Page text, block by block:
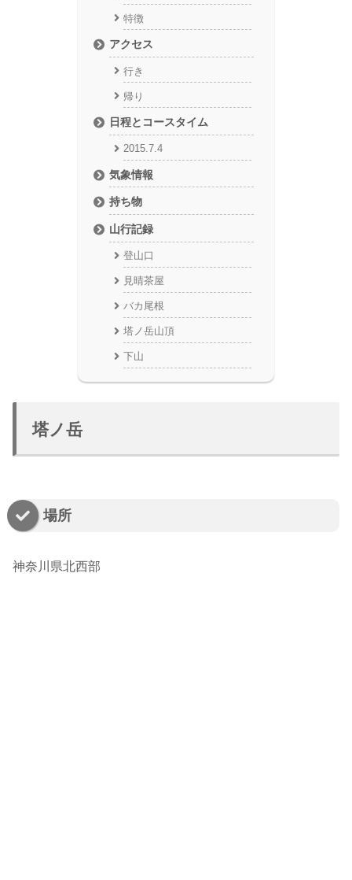
特徴
アクセス
行き
帰り
日程とコースタイム
2015.7.4
気象情報
持ち物
山行記録
登山口
見晴茶屋
バカ尾根
塔ノ岳山頂
下山
塔ノ岳
場所
神奈川県北西部